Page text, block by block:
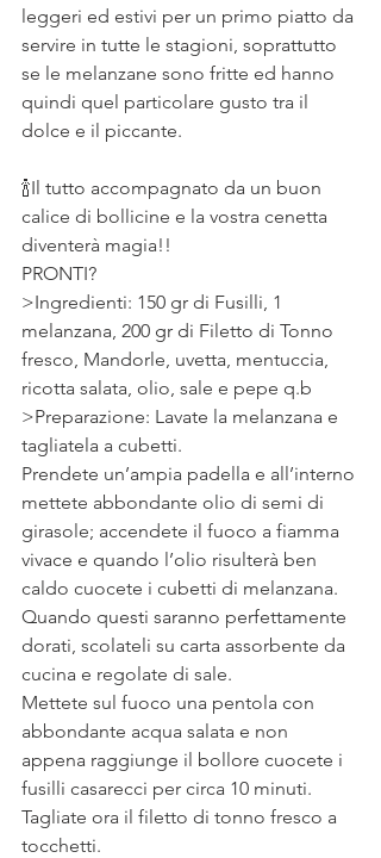
leggeri ed estivi per un primo piatto da
servire in tutte le stagioni, soprattutto
se le melanzane sono fritte ed hanno
quindi quel particolare gusto tra il
dolce e il piccante. ⠀
🍾Il tutto accompagnato da un buon
calice di bollicine e la vostra cenetta
diventerà magia!!
PRONTI?
>Ingredienti: 150 gr di Fusilli, 1
melanzana, 200 gr di Filetto di Tonno
fresco, Mandorle, uvetta, mentuccia,
ricotta salata, olio, sale e pepe q.b
>Preparazione: Lavate la melanzana e
tagliatela a cubetti.
Prendete un’ampia padella e all’interno
mettete abbondante olio di semi di
girasole; accendete il fuoco a fiamma
vivace e quando l’olio risulterà ben
caldo cuocete i cubetti di melanzana.
Quando questi saranno perfettamente
dorati, scolateli su carta assorbente da
cucina e regolate di sale.
Mettete sul fuoco una pentola con
abbondante acqua salata e non
appena raggiunge il bollore cuocete i
fusilli casarecci per circa 10 minuti.
Tagliate ora il filetto di tonno fresco a
tocchetti.